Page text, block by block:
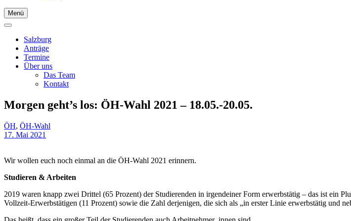
Menü
Salzburg
Anträge
Termine
Über uns
Das Team
Kontakt
Morgen geht’s los: ÖH-Wahl 2021 – 18.05.-20.05.
ÖH, ÖH-Wahl
17. Mai 2021
Wir wollen euch noch einmal an die ÖH-Wahl 2021 erinnern.
Studieren & Arbeiten
2019 waren knapp zwei Drittel (65 Prozent) der Studierenden in irgendeiner Form erwerbstätig – das ist ein
Vollzeit-Erwerbstätigen (11 Prozent) sowie die Zahl derjenigen, die sich als „in erster Linie erwerbstätig und